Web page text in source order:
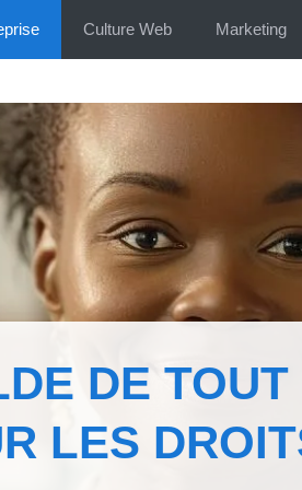
Culture Web Marketing
DE TOUT
LES